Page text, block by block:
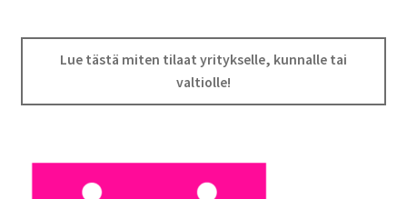
Lue tästä miten tilaat yritykselle, kunnalle tai
valtiolle!